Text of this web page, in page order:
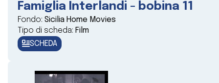
Famiglia Interlandi - bobina 11
Fondo: Sicilia Home Movies
Tipo di scheda: Film
SCHEDA